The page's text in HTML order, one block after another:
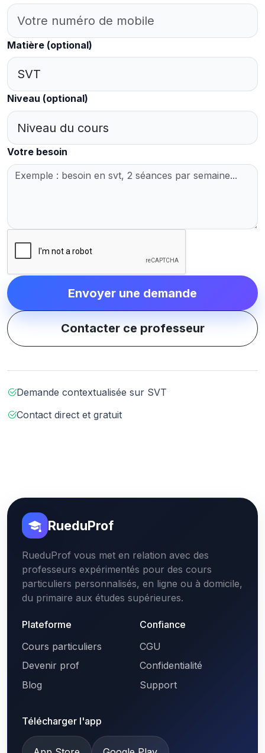
Matière (optional)
Niveau (optional)
Votre besoin
Envoyer une demande
Contacter ce professeur
Demande contextualisée sur SVT
Contact direct et gratuit
RueduProf
RueduProf vous met en relation avec des
professeurs expérimentés pour des cours
particuliers personnalisés, en ligne ou à domicile,
du primaire aux études supérieures.
Plateforme
Cours particuliers
Devenir prof
Blog
Confiance
CGU
Confidentialité
Support
Télécharger l'app